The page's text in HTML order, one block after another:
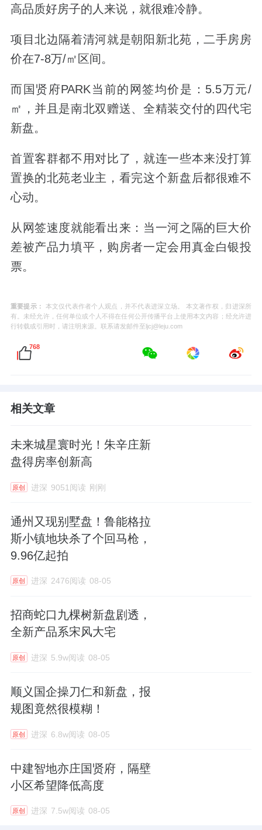
高品质好房子的人来说，就很难冷静。
项目北边隔着清河就是朝阳新北苑，二手房房
价在7-8万/㎡区间。
而国贤府PARK当前的网签均价是：5.5万元/
㎡，并且是南北双赠送、全精装交付的四代宅
新盘。
首置客群都不用对比了，就连一些本来没打算
置换的北苑老业主，看完这个新盘后都很难不
心动。
从网签速度就能看出来：当一河之隔的巨大价
差被产品力填平，购房者一定会用真金白银投
票。
重要提示：
本文仅代表作者个人观点，并不代表进深立场。 本文著作权，归进深所
有。未经允许，任何单位或个人不得在任何公开传播平台上使用本文内容；经允许进
行转载或引用时，请注明来源。联系请发邮件至ljcj@leju.com
768
相关文章
未来城星寰时光！朱辛庄新
盘得房率创新高
原创 进深 9051阅读 刚刚
通州又现别墅盘！鲁能格拉
斯小镇地块杀了个回马枪，
9.96亿起拍
原创 进深 2476阅读 08-05
招商蛇口九棵树新盘剧透，
全新产品系宋风大宅
原创 进深 5.9w阅读 08-05
顺义国企操刀仁和新盘，报
规图竟然很模糊！
原创 进深 6.8w阅读 08-05
中建智地亦庄国贤府，隔壁
小区希望降低高度
原创 进深 7.5w阅读 08-05